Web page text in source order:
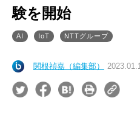
験を開始
AI IoT NTTグループ
関根禎嘉（編集部）